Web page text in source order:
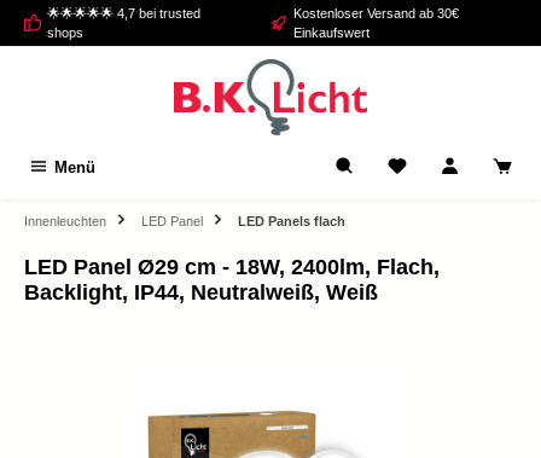
springen
🌟🌟🌟🌟🌟 4,7 bei trusted
shops
Kostenloser Versand ab 30€
Einkaufswert
Menü
Innenleuchten LED Panel LED Panels flach
LED Panel Ø29 cm - 18W, 2400lm, Flach,
Backlight, IP44, Neutralweiß, Weiß